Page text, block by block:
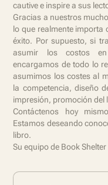
cautive e inspire a sus
Gracias a nuestros
lo que realmente importa
éxito. Por supuesto, si
asumir los costos
encargamos de todo lo
asumimos los costes al
la competencia, diseño
impresión, promoción del
Contáctenos hoy
Estamos deseando
libro.
Su equipo de Book Shelter